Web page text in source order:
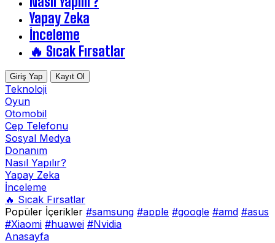
Yapay Zeka
İnceleme
🔥 Sıcak Fırsatlar
Giriş Yap Kayıt Ol
Teknoloji
Oyun
Otomobil
Cep Telefonu
Sosyal Medya
Donanım
Nasıl Yapılır?
Yapay Zeka
İnceleme
🔥 Sıcak Fırsatlar
Popüler İçerikler #samsung #apple #google #amd #asus
#Xiaomi #huawei #Nvidia
Anasayfa